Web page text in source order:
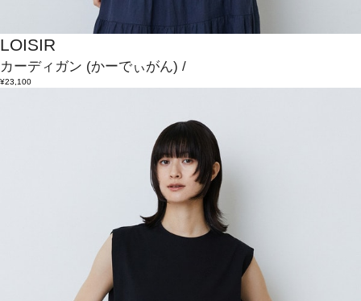
LOISIR
カーディガン (かーでぃがん) /
¥23,100